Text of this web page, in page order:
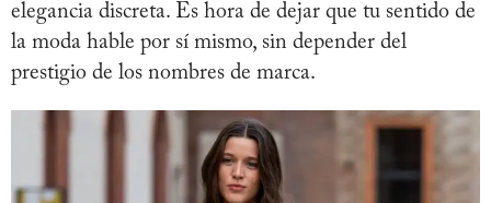
elegancia discreta. Es hora de dejar que tu sentido de
la moda hable por sí mismo, sin depender del
prestigio de los nombres de marca.